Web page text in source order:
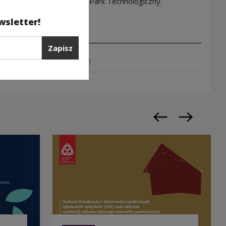
starszych(PDF 3.22 MB)
Poprzedni slajd
Następny
Zapisz